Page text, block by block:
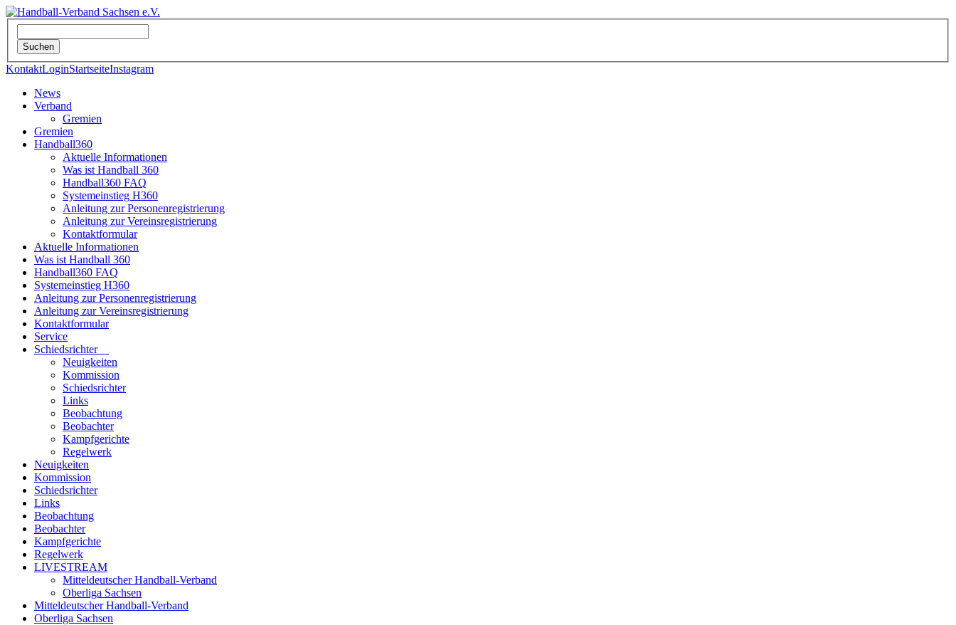
KontaktLoginStartseiteInstagram
News
Verband
Gremien
Gremien
Handball360
Aktuelle Informationen
Was ist Handball 360
Handball360 FAQ
Systemeinstieg H360
Anleitung zur Personenregistrierung
Anleitung zur Vereinsregistrierung
Kontaktformular
Aktuelle Informationen
Was ist Handball 360
Handball360 FAQ
Systemeinstieg H360
Anleitung zur Personenregistrierung
Anleitung zur Vereinsregistrierung
Kontaktformular
Service
Schiedsrichter
Neuigkeiten
Kommission
Schiedsrichter
Links
Beobachtung
Beobachter
Kampfgerichte
Regelwerk
Neuigkeiten
Kommission
Schiedsrichter
Links
Beobachtung
Beobachter
Kampfgerichte
Regelwerk
LIVESTREAM
Mitteldeutscher Handball-Verband
Oberliga Sachsen
Mitteldeutscher Handball-Verband
Oberliga Sachsen